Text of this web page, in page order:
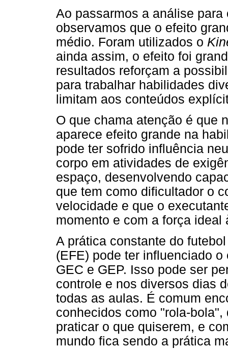
Ao passarmos a análise
observamos que o efeito
médio. Foram utilizados o
ainda assim, o efeito foi
resultados reforçam a
para trabalhar habilidades
limitam aos conteúdos
O que chama atenção é que
aparece efeito grande na
pode ter sofrido influência
corpo em atividades de
espaço, desenvolvendo
que tem como dificultador o
velocidade e que o
momento e com a força ideal
A prática constante do
(EFE) pode ter influenciado
GEC e GEP. Isso pode ser
controle e nos diversos dias
todas as aulas. É comum
conhecidos como "rola-
praticar o que quiserem, e
mundo fica sendo a prática